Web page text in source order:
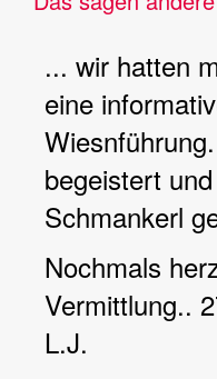
... wir hatten
eine
begeistert
Schmankerl
Nochmals
Vermittlung..
L.J.